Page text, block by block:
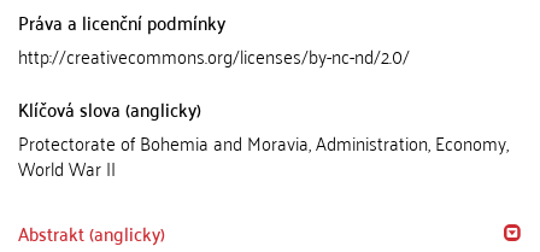
Práva a licenční podmínky
http://creativecommons.org/licenses/by-nc-nd/2.0/
Klíčová slova (anglicky)
Protectorate of Bohemia and Moravia, Administration, Economy,
World War II
Abstrakt (anglicky)